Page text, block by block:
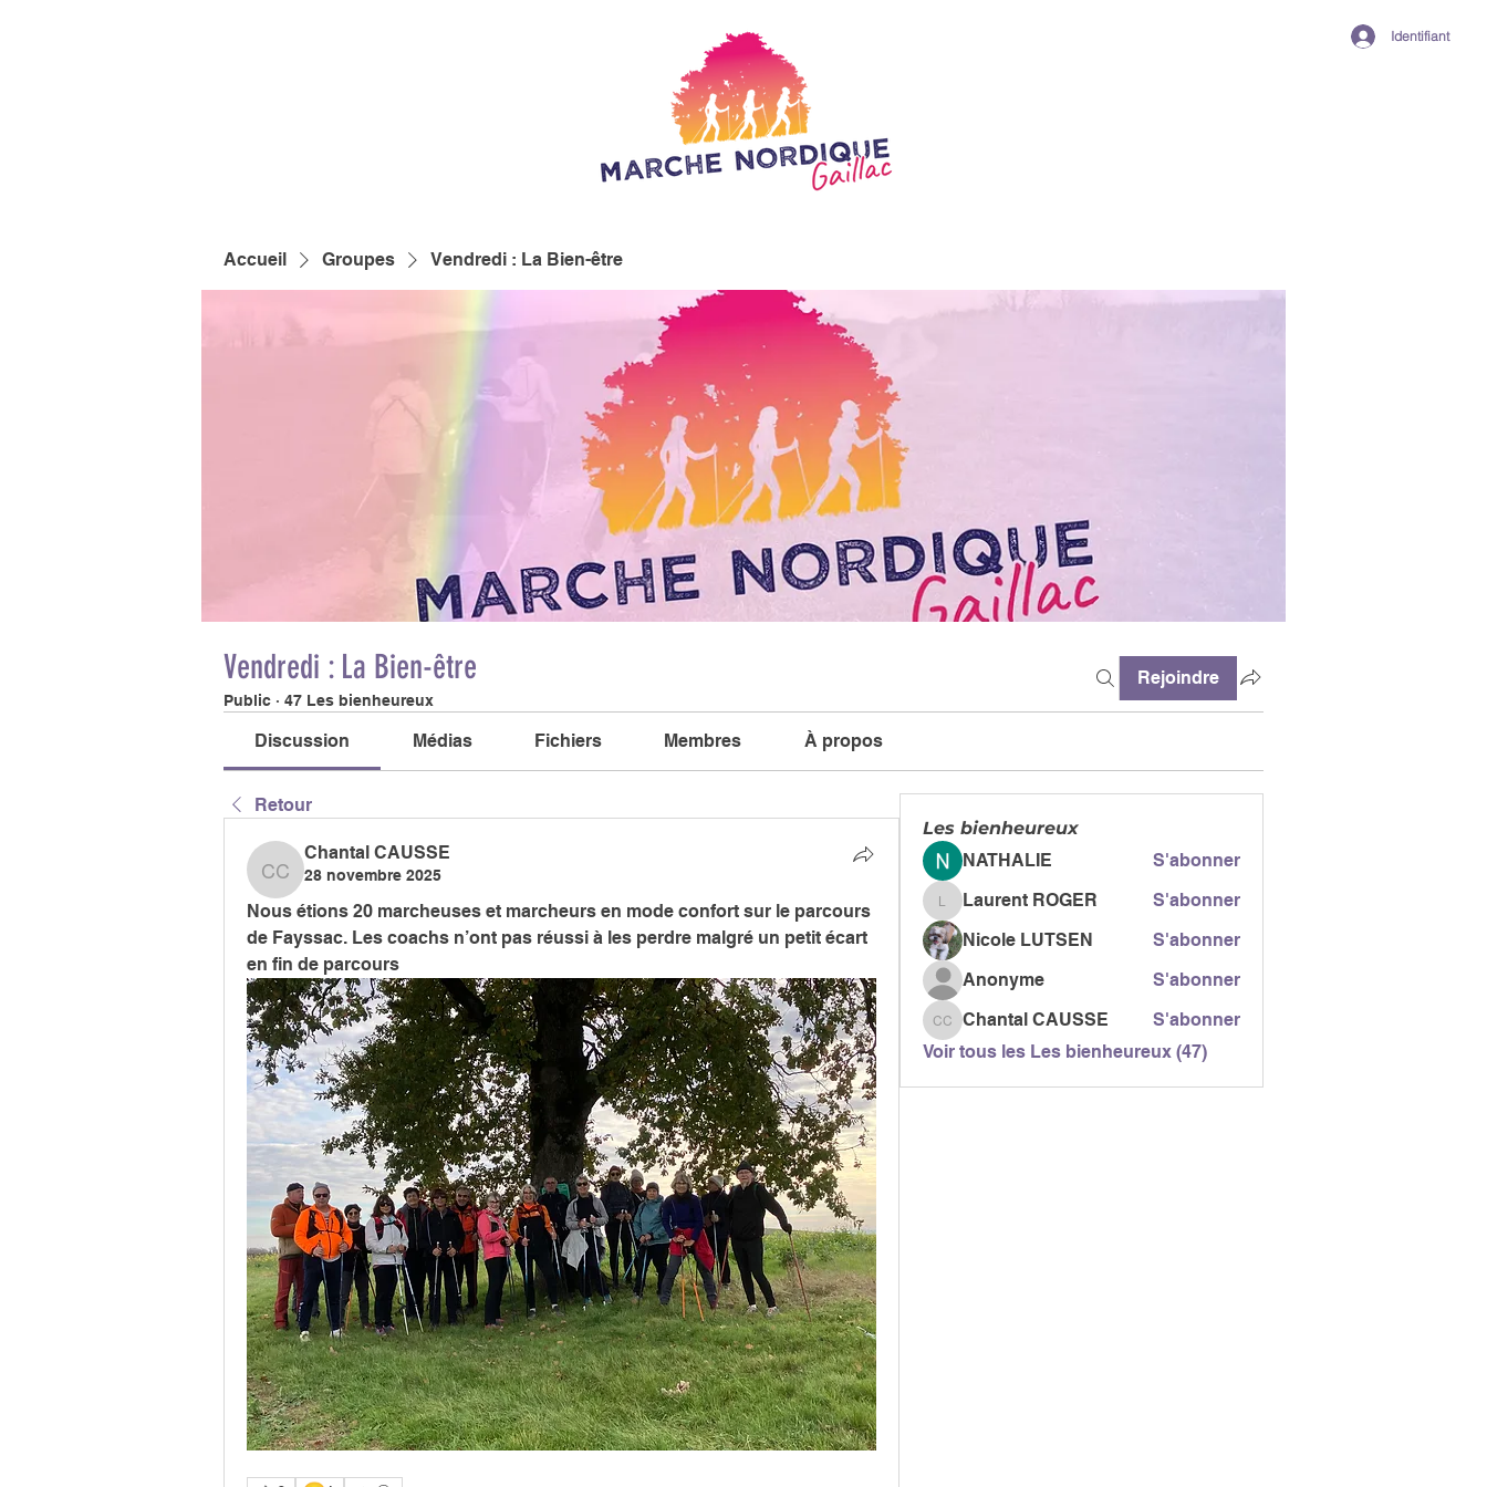
Identifiant
Accueil Groupes Vendredi : La Bien-être
Vendredi : La Bien-être
Public · 47 Les bienheureux
Rejoindre
Discussion Médias Fichiers Membres À propos
Retour
Chantal CAUSSE
Chantal CAUSSE
28 novembre 2025
Nous étions 20 marcheuses et marcheurs en mode confort sur le parcours
de Fayssac. Les coachs n’ont pas réussi à les perdre malgré un petit écart
en fin de parcours
Les bienheureux
NATHALIE
S'abonner
Laurent ROGER
Laurent ROGER
S'abonner
Nicole LUTSEN
S'abonner
Anonyme
S'abonner
Chantal CAUSSE
Chantal CAUSSE
S'abonner
Voir tous les Les bienheureux (47)